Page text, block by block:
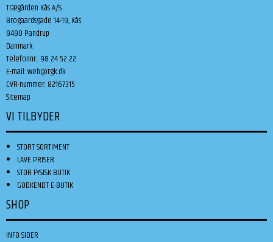
Trægården Kås A/S
Brogaardsgade 14-19, Kås
9490 Pandrup
Danmark
Telefonnr.: 98 24 52 22
E-mail:web@tgk.dk
CVR-nummer: 82167315
Sitemap
VI TILBYDER
STORT SORTIMENT
LAVE PRISER
STOR FYSISK BUTIK
GODKENDT E-BUTIK
SHOP
INFO SIDER